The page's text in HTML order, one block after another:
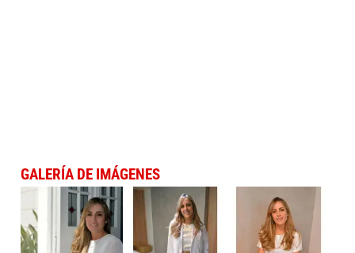
GALERÍA DE IMÁGENES